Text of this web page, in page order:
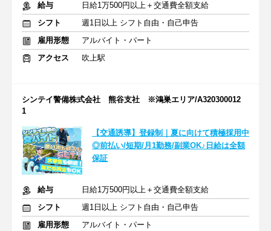
給与
日給1万500円以上＋交通費全額支給
シフト
週1日以上 シフト自由・自己申告
雇用形態
アルバイト・パート
アクセス
吹上駅
シンテイ警備株式会社 熊谷支社 ※鴻巣エリア/A320300012
1
【交通誘導】登録制｜夏に向けて積極採用中
◎前払い/短期/月1勤務/副業OK♪日給は全額
保証
給与
日給1万500円以上＋交通費全額支給
シフト
週1日以上 シフト自由・自己申告
雇用形態
アルバイト・パート